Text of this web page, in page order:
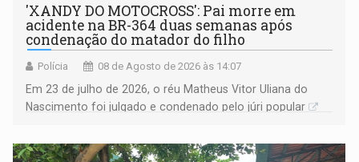
'XANDY DO MOTOCROSS': Pai morre em
acidente na BR-364 duas semanas após
condenação do matador do filho
Polícia 08 de Agosto de 2026 às 14:07
Em 23 de julho de 2026, o réu Matheus Vitor Uliana do
Nascimento foi julgado e condenado pelo júri popular